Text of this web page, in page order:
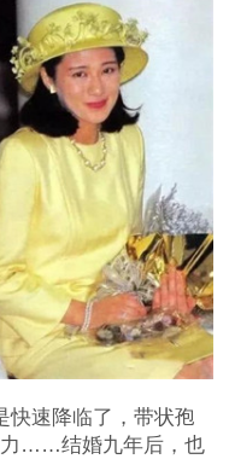
快速降临了，带状孢
力……结婚九年后，也